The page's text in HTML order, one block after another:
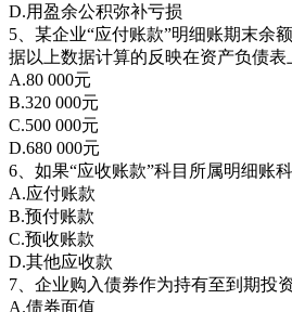
D.用盈余公积弥补亏损
5、某企业“应付账款”明细账期末余
据以上数据计算的反映在资产负债
A.80 000元
B.320 000元
C.500 000元
D.680 000元
6、如果“应收账款”科目所属明细账
A.应付账款
B.预付账款
C.预收账款
D.其他应收款
7、企业购入债券作为持有至到期投
A.债券面值